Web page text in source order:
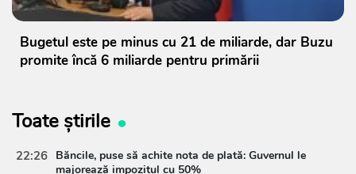
Bugetul este pe minus cu 21 de miliarde, dar Buzu
promite încă 6 miliarde pentru primării
Toate știrile
22:26 Băncile, puse să achite nota de plată: Guvernul le
majorează impozitul cu 50%